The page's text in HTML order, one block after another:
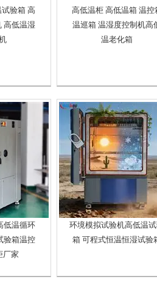
验箱 高
高低温湿
高低温柜 高低温箱 温控
温巡箱 温湿度控制机高
温老化箱
低温循环
验箱温控
厂家
环境模拟试验机高低温
箱 可程式恒温恒湿试验